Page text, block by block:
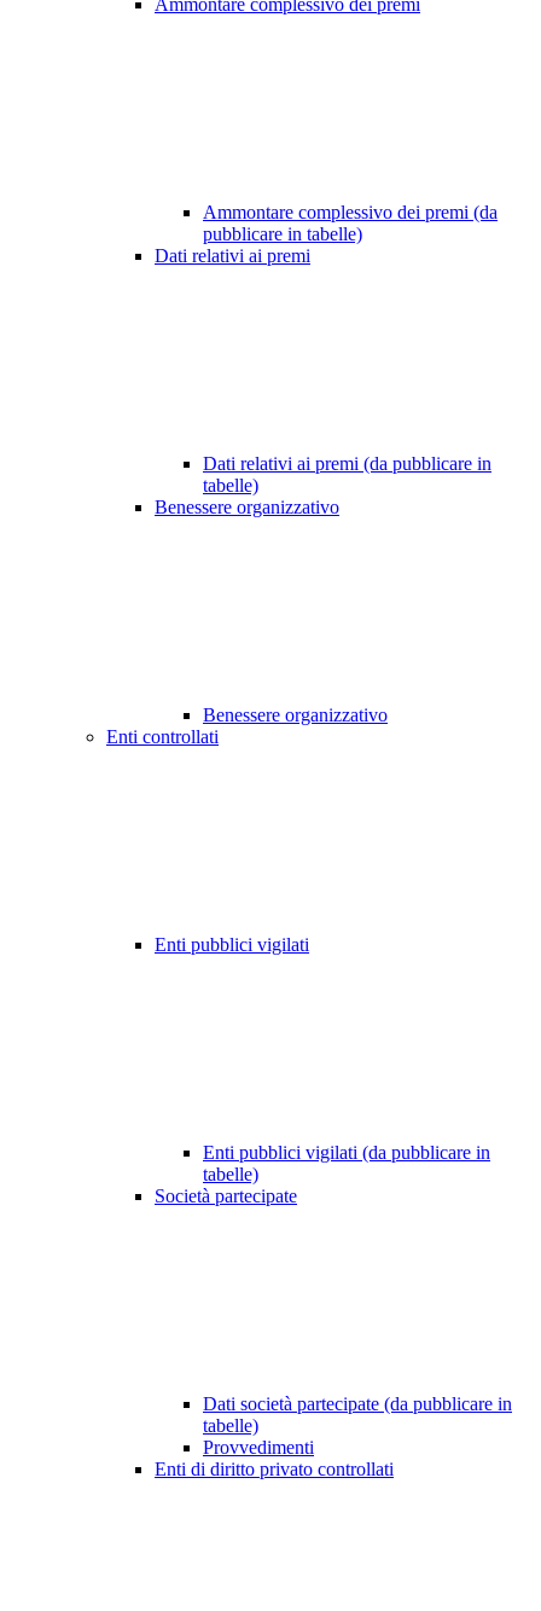
Ammontare complessivo dei premi
Ammontare complessivo dei premi (da
pubblicare in tabelle)
Dati relativi ai premi
Dati relativi ai premi (da pubblicare in
tabelle)
Benessere organizzativo
Benessere organizzativo
Enti controllati
Enti pubblici vigilati
Enti pubblici vigilati (da pubblicare in
tabelle)
Società partecipate
Dati società partecipate (da pubblicare in
tabelle)
Provvedimenti
Enti di diritto privato controllati